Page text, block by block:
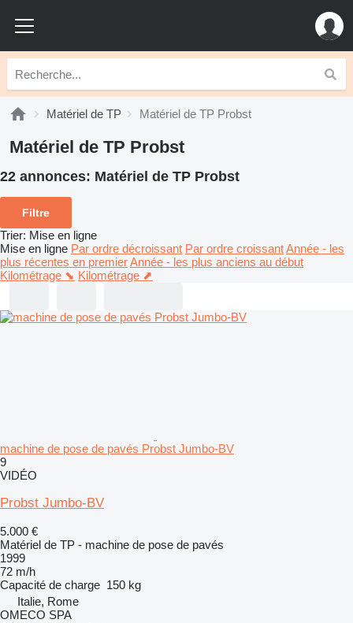
Matériel de TP Matériel de TP Probst
Matériel de TP Probst
22 annonces: Matériel de TP Probst
Filtre
Trier: Mise en ligne
Mise en ligne Par ordre décroissant Par ordre croissantAnnée - les
plus récentes en premierAnnée - les plus anciens au début
Kilométrage ⬊ Kilométrage ⬈
machine de pose de pavés Probst Jumbo-BV
9
VIDÉO
Probst Jumbo-BV
5.000 €
Matériel de TP - machine de pose de pavés
1999
72 m/h
Capacité de charge 150 kg
Italie, Rome
OMECO SPA